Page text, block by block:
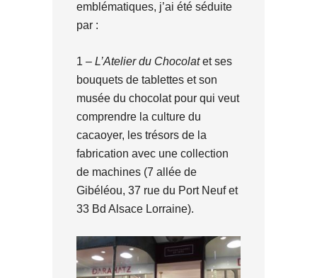
emblématiques, j’ai été séduite
par :
1 – L’Atelier du Chocolatet ses
bouquets de tablettes et son
musée du chocolat pour qui veut
comprendre la culture du
cacaoyer, les trésors de la
fabrication avec une collection
de machines (7 allée de
Gibéléou, 37 rue du Port Neuf et
33 Bd Alsace Lorraine).